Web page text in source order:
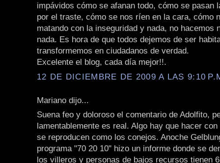
impávidos cómo se afanan todo, cómo se pasan
por el traste, cómo se nos ríen en la cara, cómo
matando con la inseguridad y nada, no hacemos
nada. Es hora de que todos dejemos de ser
transformemos en ciudadanos de verdad.
Excelente el blog, cada día mejor!!.
12 DE DICIEMBRE DE 2009 A LAS 9:10
Mariano dijo...
Suena feo y doloroso el comentario de Adolfito,
lamentablemente es real. Algo hay que hacer
se reproducen como los conejos. Anoche
programa "70 20 10" hizo un informe donde se
los villeros y personas de bajos recursos tienen